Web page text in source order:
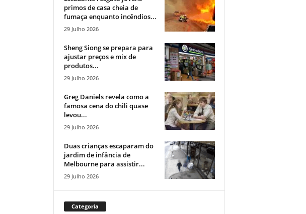
primos de casa cheia de
fumaça enquanto incêndios...
29 Julho 2026
Sheng Siong se prepara para
ajustar preços e mix de
produtos...
29 Julho 2026
Greg Daniels revela como a
famosa cena do chili quase
levou...
29 Julho 2026
Duas crianças escaparam do
jardim de infância de
Melbourne para assistir...
29 Julho 2026
Categoria